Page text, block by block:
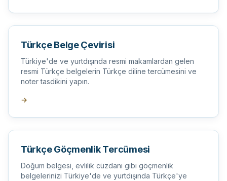
Türkçe Belge Çevirisi
Türkiye'de ve yurtdışında resmi makamlardan gelen
resmi Türkçe belgelerin Türkçe diline tercümesini ve
noter tasdikini yapın.
→
Türkçe Göçmenlik Tercümesi
Doğum belgesi, evlilik cüzdanı gibi göçmenlik
belgelerinizi Türkiye'de ve yurtdışında Türkçe'ye